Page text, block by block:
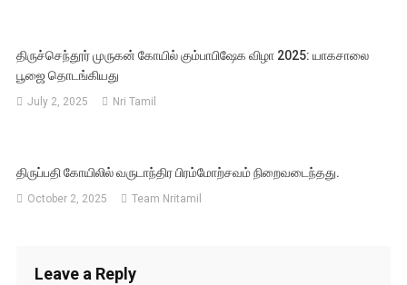
திருச்செந்தூர் முருகன் கோயில் கும்பாபிஷேக விழா 2025: யாகசாலை
பூஜை தொடங்கியது
July 2, 2025 Nri Tamil
திருப்பதி கோயிலில் வருடாந்திர பிரம்மோற்சவம் நிறைவடைந்தது.
October 2, 2025 Team Nritamil
Leave a Reply